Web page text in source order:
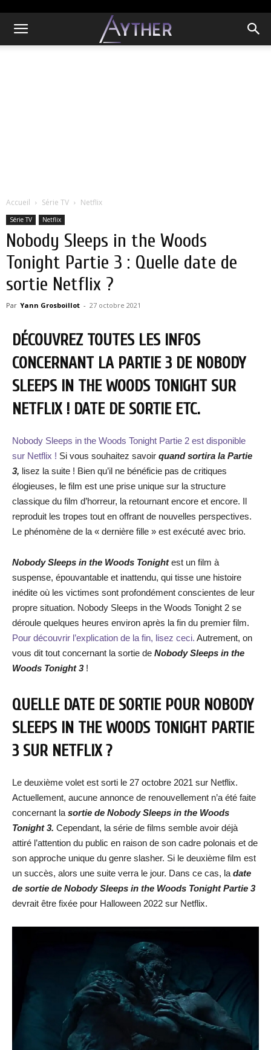
Accueil Série TV Netflix
Série TV Netflix
Nobody Sleeps in the Woods
Tonight Partie 3 : Quelle date de
sortie Netflix ?
Par Yann Grosboillot - 27 octobre 2021
DÉCOUVREZ TOUTES LES INFOS
CONCERNANT LA PARTIE 3 DE NOBODY
SLEEPS IN THE WOODS TONIGHT SUR
NETFLIX ! DATE DE SORTIE ETC.
Nobody Sleeps in the Woods Tonight Partie 2 est disponible
sur Netflix ! Si vous souhaitez savoir quand sortira la Partie
3, lisez la suite ! Bien qu’il ne bénéficie pas de critiques
élogieuses, le film est une prise unique sur la structure
classique du film d’horreur, la retournant encore et encore. Il
reproduit les tropes tout en offrant de nouvelles perspectives.
Le phénomène de la « dernière fille » est exécuté avec brio.
Nobody Sleeps in the Woods Tonightest un film à
suspense, épouvantable et inattendu, qui tisse une histoire
inédite où les victimes sont profondément conscientes de leur
propre situation. Nobody Sleeps in the Woods Tonight 2 se
déroule quelques heures environ après la fin du premier film.
Pour découvrir l’explication de la fin, lisez ceci. Autrement, on
vous dit tout concernant la sortie de Nobody Sleeps in the
Woods Tonight 3!
QUELLE DATE DE SORTIE POUR NOBODY
SLEEPS IN THE WOODS TONIGHT PARTIE
3 SUR NETFLIX ?
Le deuxième volet est sorti le 27 octobre 2021 sur Netflix.
Actuellement, aucune annonce de renouvellement n’a été faite
concernant la sortie de Nobody Sleeps in the Woods
Tonight 3. Cependant, la série de films semble avoir déjà
attiré l’attention du public en raison de son cadre polonais et de
son approche unique du genre slasher. Si le deuxième film est
un succès, alors une suite verra le jour. Dans ce cas, la date
de sortie de Nobody Sleeps in the Woods Tonight Partie 3
devrait être fixée pour Halloween 2022 sur Netflix.